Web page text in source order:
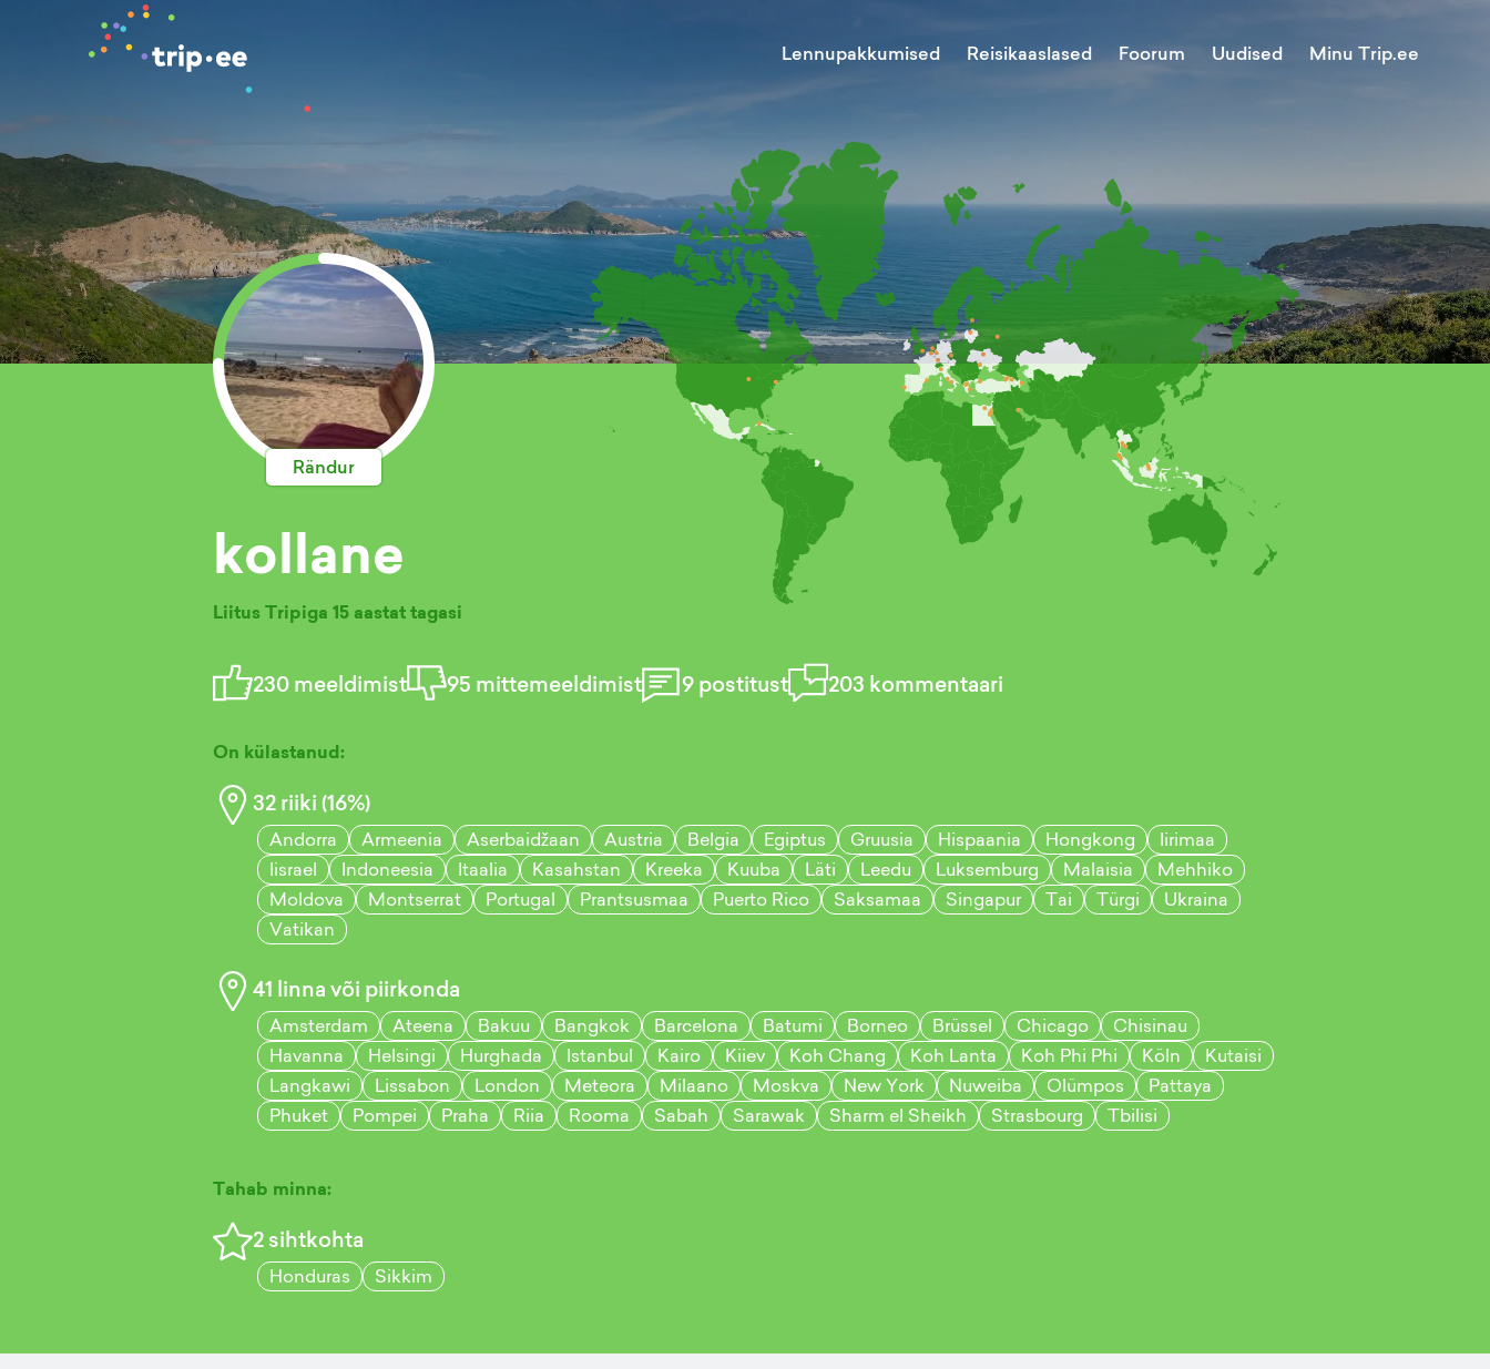
Lennupakkumised Reisikaaslased Foorum Uudised Minu Trip.ee
Rändur
kollane
Liitus Tripiga 15 aastat tagasi
230meeldimist 95 mittemeeldimist 9postitust 203 kommentaari
On külastanud:
32riiki (16%)
Andorra Armeenia Aserbaidžaan Austria Belgia Egiptus Gruusia Hispaania Hongkong
Iirimaa
Iisrael
Indoneesia Itaalia Kasahstan Kreeka Kuuba Läti Leedu Luksemburg Malaisia
Mehhiko
Moldova
Montserrat Portugal Prantsusmaa Puerto Rico Saksamaa Singapur Tai Türgi
Ukraina
Vatikan
41 linna või piirkonda
Amsterdam Ateena Bakuu Bangkok Barcelona Batumi Borneo Brüssel Chicago
Chisinau
Havanna
Helsingi Hurghada Istanbul Kairo Kiiev Koh Chang Koh Lanta Koh Phi Phi Köln
Kutaisi
Langkawi
Lissabon London Meteora Milaano Moskva New York Nuweiba Olümpos
Pattaya
Phuket
Pompei Praha Riia Rooma Sabah Sarawak Sharm el Sheikh Strasbourg Tbilisi
Tahab minna:
2sihtkohta
Honduras Sikkim